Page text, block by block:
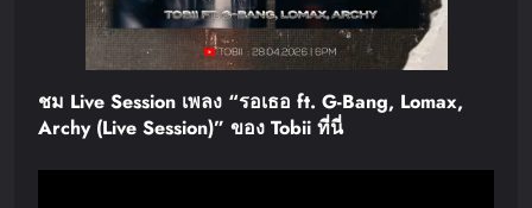
ชม Live Session เพลง “รอเธอ ft. G-Bang, Lomax,
Archy (Live Session)” ของ Tobii ที่นี่